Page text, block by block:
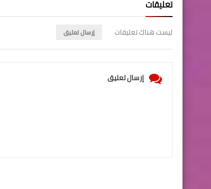
تعليقات
ليست هناك تعليقات إرسال تعليق
إرسال تعليق